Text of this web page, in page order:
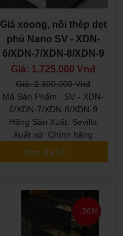
Giá xoong, nồi thép dẹt
phủ Nano SV - XDN-
6/XDN-7/XDN-8/XDN-9
Giá: 1.725.000 Vnđ
Giá: 2.300.000 Vnđ
Mã Sản Phẩm : SV - XDN-
6/XDN-7/XDN-8/XDN-9
Hãng Sản Xuất: Sevilla
Xuất xứ: Chính hãng
Xem chi tiết
- 36%